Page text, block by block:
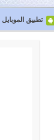
تطبيق الموبايل